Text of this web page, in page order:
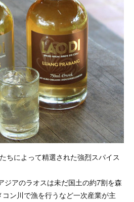
ちによって精選された強烈スパイス
ジアのラオスは未だ国土の約7割を森
ン川で漁を行うなど一次産業が主